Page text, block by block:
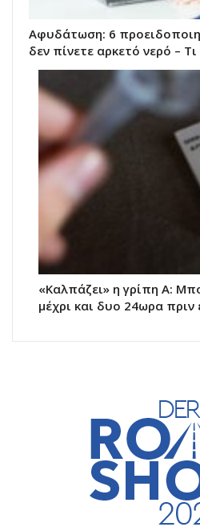
Αφυδάτωση: 6
δεν πίνετε αρκετό νερό –
«Καλπάζει» η γρίπη Α:
μέχρι και δυο 24ωρα